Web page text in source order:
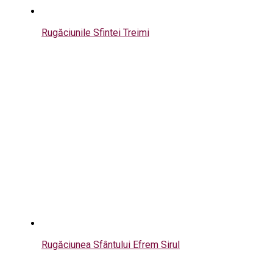
Rugăciunile Sfintei Treimi
Rugăciunea Sfântului Efrem Sirul